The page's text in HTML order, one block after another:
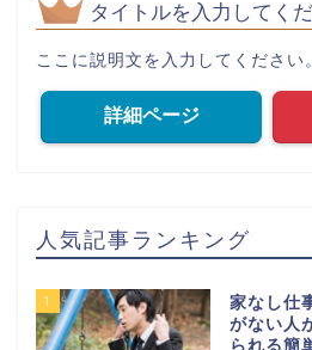
タイトルを入力してく
ここに説明文を入力してください
詳細ページ
人気記事ランキング
1
家なし仕
がない人
られる簡